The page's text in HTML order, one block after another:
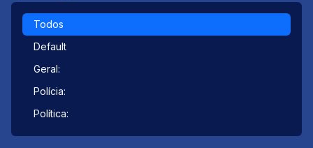
Todos
Default
Geral:
Polícia:
Política: